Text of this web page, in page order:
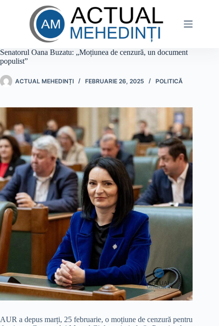
Senatorul Oana Buzatu: „Moțiunea de cenzură, un document
populist”
ACTUAL MEHEDINȚI FEBRUARIE 26, 2025 POLITICĂ
AUR a depus marți, 25 februarie, o moțiune de cenzură pentru